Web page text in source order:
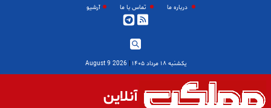
درباره ما تماس با ما آرشیو
یکشنبه ۱۸ مرداد ۱۴۰۵ |
2026 August 9
آنلاین